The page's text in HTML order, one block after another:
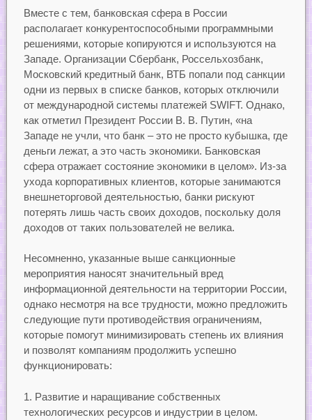
Вместе с тем, банковская сфера в России
располагает конкурентоспособными программными
решениями, которые копируются и используются на
Западе. Организации Сбербанк, Россельхозбанк,
Московский кредитный банк, ВТБ попали под санкции
одни из первых в списке банков, которых отключили
от международной системы платежей SWIFT. Однако,
как отметил Президент России В. В. Путин, «на
Западе не учли, что банк – это не просто кубышка, где
деньги лежат, а это часть экономики. Банковская
сфера отражает состояние экономики в целом». Из-за
ухода корпоративных клиентов, которые занимаются
внешнеторговой деятельностью, банки рискуют
потерять лишь часть своих доходов, поскольку доля
доходов от таких пользователей не велика.
Несомненно, указанные выше санкционные
мероприятия наносят значительный вред
информационной деятельности на территории России,
однако несмотря на все трудности, можно предложить
следующие пути противодействия ограничениям,
которые помогут минимизировать степень их влияния
и позволят компаниям продолжить успешно
функционировать:
1. Развитие и наращивание собственных
технологических ресурсов и индустрии в целом.